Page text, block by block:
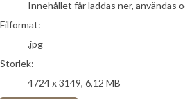
Innehållet får laddas ner, användas
Filformat:
.jpg
Storlek:
4724 x 3149, 6,12 MB